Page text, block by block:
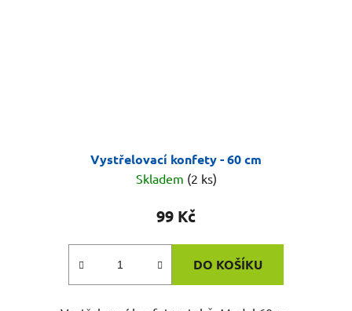
Vystřelovací konfety - 60 cm
Skladem (2 ks)
99 Kč
DO KOŠÍKU